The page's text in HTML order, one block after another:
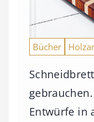
Bücher
Entwürfe in